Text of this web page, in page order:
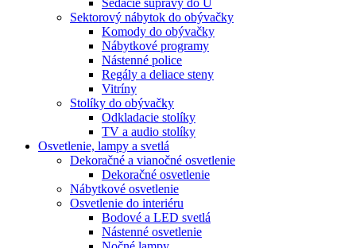
Sektorový nábytok do obývačky
Komody do obývačky
Nábytkové programy
Nástenné police
Regály a deliace steny
Vitríny
Stolíky do obývačky
Odkladacie stolíky
TV a audio stolíky
Osvetlenie, lampy a svetlá
Dekoračné a vianočné osvetlenie
Dekoračné osvetlenie
Nábytkové osvetlenie
Osvetlenie do interiéru
Bodové a LED svetlá
Nástenné osvetlenie